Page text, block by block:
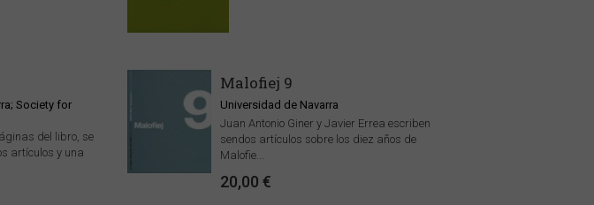
Society for
del libro, se
artículos y una
Malofiej 9
Universidad de Navarra
Juan Antonio Giner y Javier Errea escriben
sendos artículos sobre los diez años de
Malofie...
20,00 €